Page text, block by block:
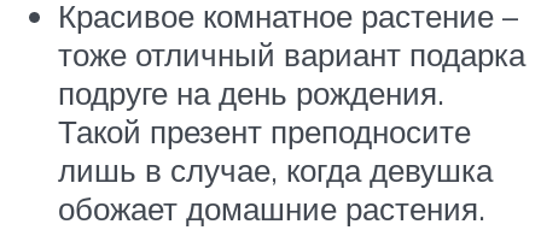
Красивое комнатное растение –
тоже отличный вариант подарка
подруге на день рождения.
Такой презент преподносите
лишь в случае, когда девушка
обожает домашние растения.